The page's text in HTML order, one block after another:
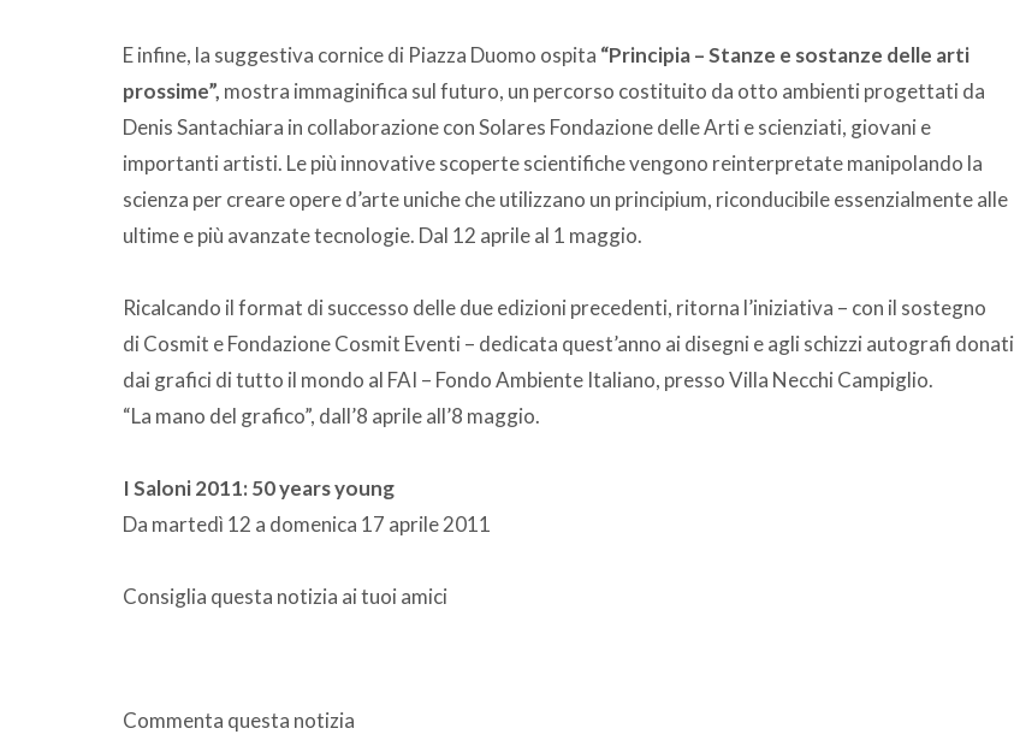
E infine, la suggestiva cornice di Piazza Duomo ospita “Principia – Stanze e sostanze delle arti
prossime”, mostra immaginifica sul futuro, un percorso costituito da otto ambienti progettati da
Denis Santachiara in collaborazione con Solares Fondazione delle Arti e scienziati, giovani e
importanti artisti. Le più innovative scoperte scientifiche vengono reinterpretate manipolando la
scienza per creare opere d’arte uniche che utilizzano un principium, riconducibile essenzialmente alle
ultime e più avanzate tecnologie. Dal 12 aprile al 1 maggio.
Ricalcando il format di successo delle due edizioni precedenti, ritorna l’iniziativa – con il sostegno
di Cosmit e Fondazione Cosmit Eventi – dedicata quest’anno ai disegni e agli schizzi autografi donati
dai grafici di tutto il mondo al FAI – Fondo Ambiente Italiano, presso Villa Necchi Campiglio.
“La mano del grafico”, dall’8 aprile all’8 maggio.
I Saloni 2011: 50 years young
Da martedì 12 a domenica 17 aprile 2011
Consiglia questa notizia ai tuoi amici
Commenta questa notizia